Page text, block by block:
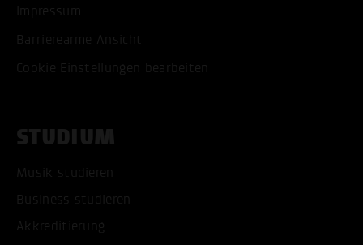
Impressum
Barrierearme Ansicht
Cookie Einstellungen bearbeiten
STUDIUM
Musik studieren
Business studieren
Akkreditierung